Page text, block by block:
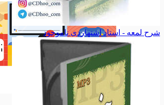
سرگرمی سرگرمی
شرح لمعه - استاد اشتهاردی ناموجود